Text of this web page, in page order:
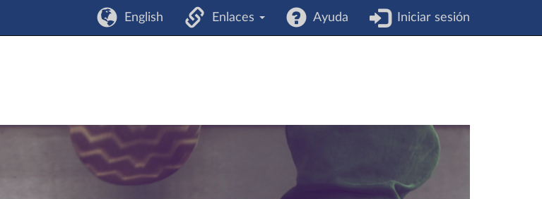
English Enlaces Ayuda Iniciar sesión